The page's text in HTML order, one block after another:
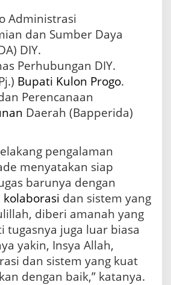
Administrasi
dan Sumber Daya
DIY.
Perhubungan DIY.
Bupati Kulon Progo.
Daerah (Bapperida)
pengalaman
menyatakan siap
barunya dengan
kolaborasi dan sistem yang
diberi amanah yang
tugasnya juga luar biasa
yakin, Insya Allah,
dan sistem yang kuat
dengan baik,” katanya.